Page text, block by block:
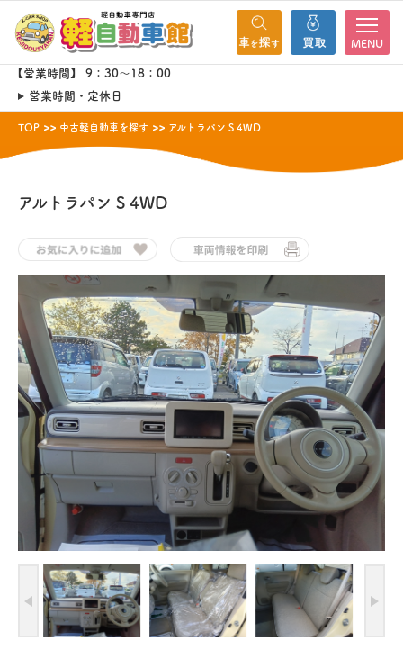
MENU
【営業時間】 9：30～18：00
営業時間・定休日
TOP 中古軽自動車を探す アルトラパン S 4WD
アルトラパン S 4WD